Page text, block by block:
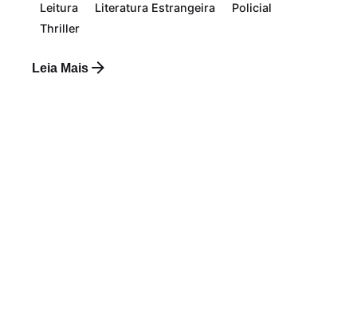
Leitura Literatura Estrangeira
Policial
Thriller
Leia Mais